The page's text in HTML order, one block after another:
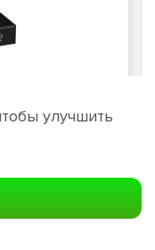
TX
улучшить